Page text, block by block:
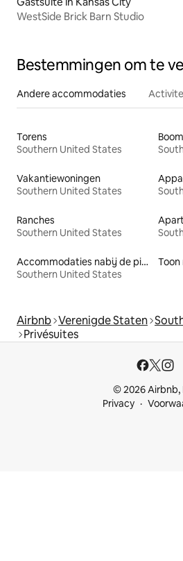
WestSide Brick Barn Studio
Bestemmingen om te
Andere accommodaties
Torens
Southern United States
Vakantiewoningen
Southern United States
Ranches
Southern United States
Accommodaties nabij de piste
Southern United States
Toon
Airbnb Verenigde Staten
Privésuites
© 2026 Airbnb,
Privacy